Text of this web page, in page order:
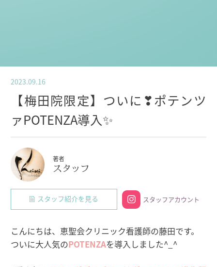
2023.09.16
【梅田院限定】ついに❣ポテンツ
ァPOTENZA導入✨
著者
スタッフ
スタッフ紹介を見る スタッフアカウント
こんにちは、恵聖会クリニック看護師の藤田です。
ついに大人気のPOTENZAを導入しました^_^